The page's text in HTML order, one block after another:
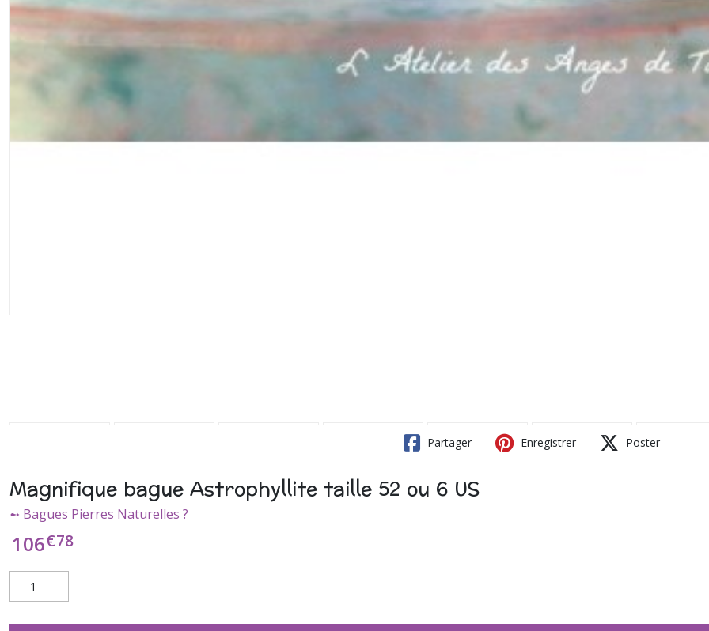
Partager Enregistrer Poster
Magnifique bague Astrophyllite taille 52 ou 6 US
➻ Bagues Pierres Naturelles ?
106€78